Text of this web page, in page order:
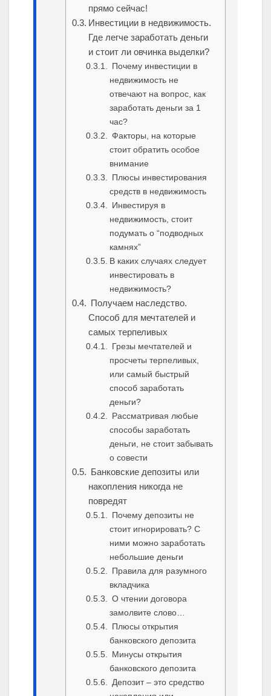
прямо сейчас!
Инвестиции в недвижимость.
Где легче заработать деньги
и стоит ли овчинка выделки?
Почему инвестиции в
недвижимость не
отвечают на вопрос, как
заработать деньги за 1
час?
Факторы, на которые
стоит обратить особое
внимание
Плюсы инвестирования
средств в недвижимость
Инвестируя в
недвижимость, стоит
подумать о “подводных
камнях”
В каких случаях следует
инвестировать в
недвижимость?
Получаем наследство.
Способ для мечтателей и
самых терпеливых
Грезы мечтателей и
просчеты терпеливых,
или самый быстрый
способ заработать
деньги?
Рассматривая любые
способы заработать
деньги, не стоит забывать
о совести
Банковские депозиты или
накопления никогда не
повредят
Почему депозиты не
стоит игнорировать? С
ними можно заработать
небольшие деньги
Правила для разумного
вкладчика
О чтении договора
замолвите слово…
Плюсы открытия
банковского депозита
Минусы открытия
банковского депозита
Депозит – это средство